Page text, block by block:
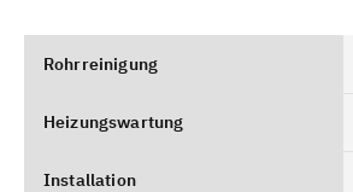
Rohrreinigung
Heizungswartung
Installation